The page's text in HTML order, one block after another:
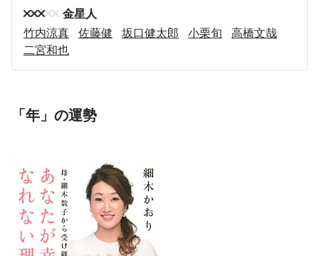
金星人
竹内涼真
佐藤健 坂口健太郎 小栗旬
高橋文哉
二宮和也
「年」の運勢